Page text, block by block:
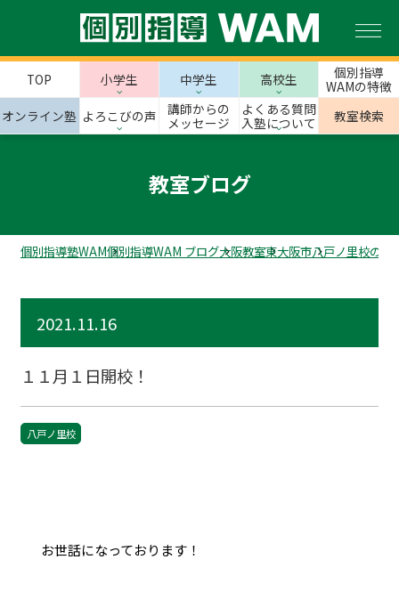
TOP 小学生 中学生 高校生
個別指導
WAMの特徴
オンライン塾 よろこびの声
講師からの
メッセージ
よくある質問
入塾について
教室検索
教室ブログ
個別指導塾WAM個別指導WAM ブログ大阪教室東大阪市八戸ノ里校のス
2021.11.16
１１月１日開校！
八戸ノ里校
お世話になっております！